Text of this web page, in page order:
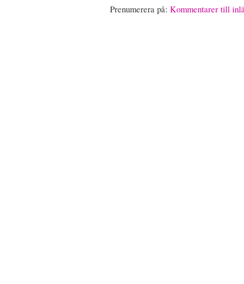
Prenumerera på: Kommentarer till